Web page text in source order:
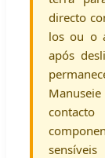
directo
los ou o
após